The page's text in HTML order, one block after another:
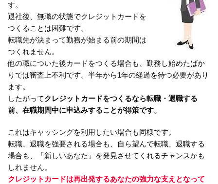
す。
退社後、無職の状態でクレジットカードを
つくることは困難です。
転職先が決まって勤務が始まる前の期間は
つくれません。
他の職についた後カードをつくる場合も、勤務し始めたばか
りでは審査上不利です。半年から1年の経過を待つ必要があり
ます。
したがってクレジットカードをつくるなら転職・退職する
前、在職期間中に申込みすることが得策です。
これはキャッシングを利用したい場合も同様です。
転職、退職を強要される場合も、自ら望んで転職、退職する
場合も、「新しいあなた」を発見させてくれるチャンスかも
しれません。
クレジットカードは再出発するあなたの強力な支えとなって